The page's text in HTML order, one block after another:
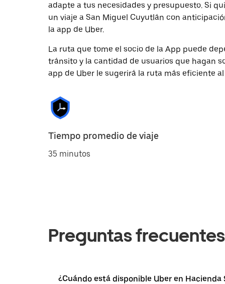
adapte a tus necesidades y presupuesto. Si
un viaje a San Miguel Cuyutlán con
la app de Uber.
La ruta que tome el socio de la App puede
tránsito y la cantidad de usuarios que hagan
app de Uber le sugerirá la ruta más eficiente
Tiempo promedio de viaje
35 minutos
Preguntas frecuentes
¿Cuándo está disponible Uber en Hacienda